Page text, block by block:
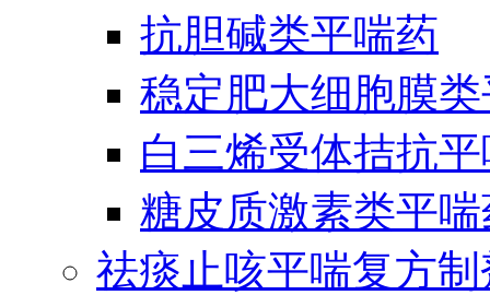
抗胆碱类平喘药
稳定肥大细胞膜
白三烯受体拮抗
糖皮质激素类平
祛痰止咳平喘复方制